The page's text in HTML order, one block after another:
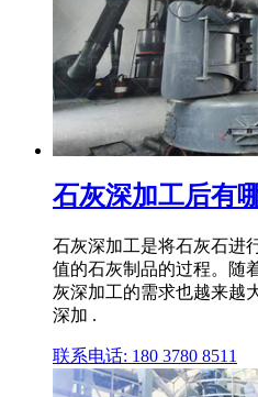
石灰深加工后有
石灰深加工是将石灰石进
值的石灰制品的过程。随
灰深加工的需求也越来越
深加 .
联系电话: 180 3780 8511